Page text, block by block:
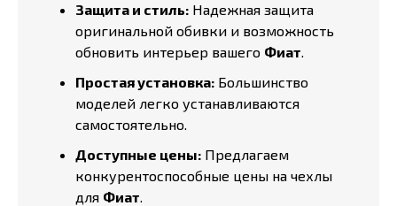
Защита и стиль: Надежная защита
оригинальной обивки и возможность
обновить интерьер вашего Фиат.
Простая установка: Большинство
моделей легко устанавливаются
самостоятельно.
Доступные цены: Предлагаем
конкурентоспособные цены на чехлы
для Фиат.